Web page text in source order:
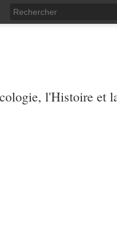
l'Histoire et